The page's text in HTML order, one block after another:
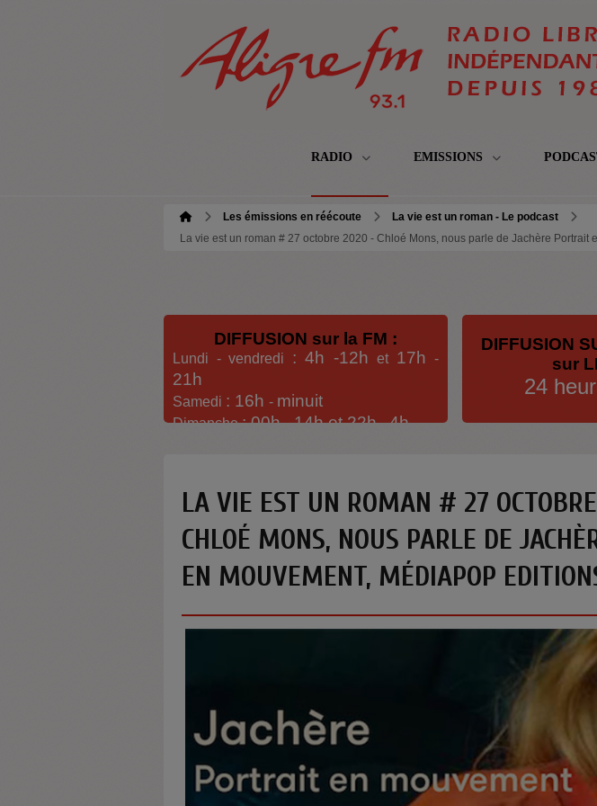
RADIO EMISSIONS
Les émissions en réécoute
La vie est un roman - Le podcast
La vie est un roman # 27 octobre 2020 - Chloé Mons, nous parle de Jachère Portrait
DIFFUSION sur la FM :
Lundi - vendredi : 4h -12h et 17h -
21h
Samedi : 16h - minuit
Dimanche: 00h -14h et 22h-4h
DIFFUSION
sur
24
LA VIE EST UN ROMAN # 27
CHLOÉ MONS, NOUS PARLE DE
EN MOUVEMENT, MÉDIAPOP